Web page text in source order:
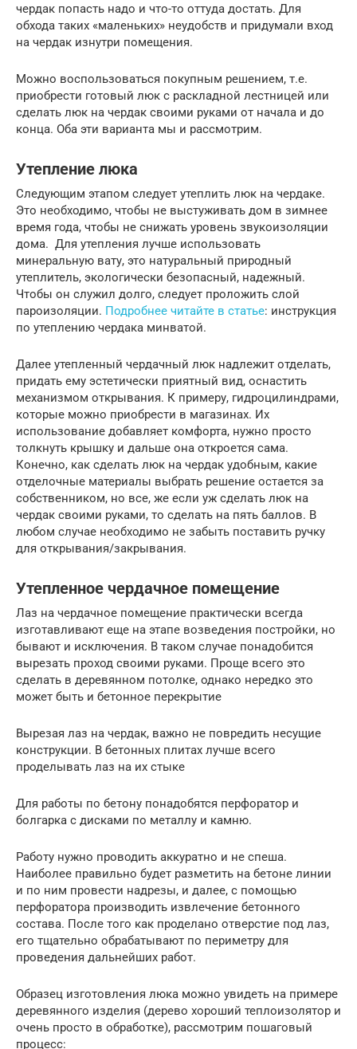
чердак попасть надо и что-то оттуда достать. Для
обхода таких «маленьких» неудобств и придумали вход
на чердак изнутри помещения.
Можно воспользоваться покупным решением, т.е.
приобрести готовый люк с раскладной лестницей или
сделать люк на чердак своими руками от начала и до
конца. Оба эти варианта мы и рассмотрим.
Утепление люка
Следующим этапом следует утеплить люк на чердаке.
Это необходимо, чтобы не выстуживать дом в зимнее
время года, чтобы не снижать уровень звукоизоляции
дома. Для утепления лучше использовать
минеральную вату, это натуральный природный
утеплитель, экологически безопасный, надежный.
Чтобы он служил долго, следует проложить слой
пароизоляции. Подробнее читайте в статье: инструкция
по утеплению чердака минватой.
Далее утепленный чердачный люк надлежит отделать,
придать ему эстетически приятный вид, оснастить
механизмом открывания. К примеру, гидроцилиндрами,
которые можно приобрести в магазинах. Их
использование добавляет комфорта, нужно просто
толкнуть крышку и дальше она откроется сама.
Конечно, как сделать люк на чердак удобным, какие
отделочные материалы выбрать решение остается за
собственником, но все, же если уж сделать люк на
чердак своими руками, то сделать на пять баллов. В
любом случае необходимо не забыть поставить ручку
для открывания/закрывания.
Утепленное чердачное помещение
Лаз на чердачное помещение практически всегда
изготавливают еще на этапе возведения постройки, но
бывают и исключения. В таком случае понадобится
вырезать проход своими руками. Проще всего это
сделать в деревянном потолке, однако нередко это
может быть и бетонное перекрытие
Вырезая лаз на чердак, важно не повредить несущие
конструкции. В бетонных плитах лучше всего
проделывать лаз на их стыке
Для работы по бетону понадобятся перфоратор и
болгарка с дисками по металлу и камню.
Работу нужно проводить аккуратно и не спеша.
Наиболее правильно будет разметить на бетоне линии
и по ним провести надрезы, и далее, с помощью
перфоратора производить извлечение бетонного
состава. После того как проделано отверстие под лаз,
его тщательно обрабатывают по периметру для
проведения дальнейших работ.
Образец изготовления люка можно увидеть на примере
деревянного изделия (дерево хороший теплоизолятор и
очень просто в обработке), рассмотрим пошаговый
процесс: